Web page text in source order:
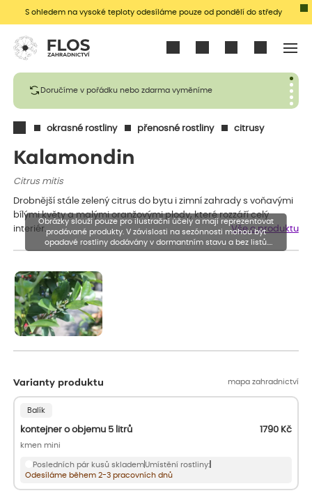
S ohledem na vysoké teploty odesíláme pouze od pondělí do středy
Doručíme v pořádku nebo zdarma vyměníme
okrasné rostliny přenosné rostliny citrusy
Kalamondin
Citrus mitis
Drobnější stále zelený citrus do bytu i zimní zahrady s voňavými
bílými květy a malými oranžovými plody, které rozzáří celý
interiér.
Vše o produktu
Varianty produktu mapa zahradnictví
Balík
kontejner o objemu 5 litrů 1790 Kč
kmen mini
Posledních pár kusů sklademUmístění rostliny:
Odesíláme během 2-3 pracovních dnů
Obrázky slouží pouze pro ilustrační účely a mají reprezentovat
prodávané produkty. V závislosti na sezónnosti mohou být
opadavé rostliny dodávány v dormantním stavu a bez listů.
Rostliny mohou být také sestřiženy níže, než je uvedená výška,